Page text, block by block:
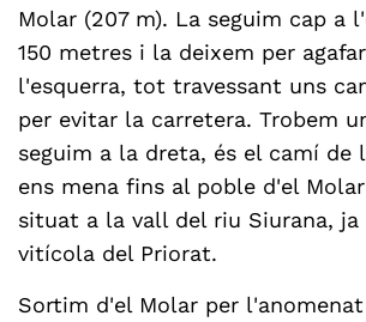
Molar (207 m). La seguim cap a
150 metres i la deixem per
l'esquerra, tot travessant uns
per evitar la carretera. Trobem
seguim a la dreta, és el camí de
ens mena fins al poble d'el
situat a la vall del riu Siurana, ja
vitícola del Priorat.
Sortim d'el Molar per